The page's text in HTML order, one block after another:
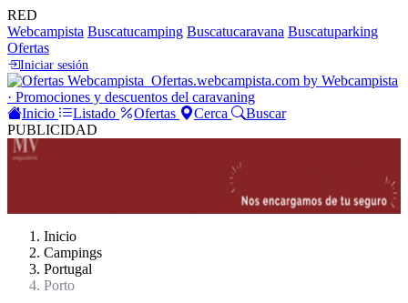
RED
Webcampista Buscatucamping Buscatucaravana Buscatuparking
Ofertas
Iniciar sesión
Ofertas.webcampista.com by Webcampista
· Promociones y descuentos del caravaning
Inicio
Listado Ofertas Cerca
Buscar
PUBLICIDAD
Inicio
Campings
Portugal
Porto